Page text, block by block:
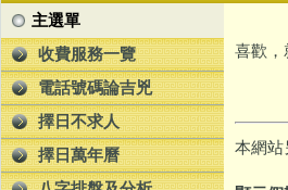
主選單
收費服務一覽
電話號碼論吉兇
擇日不求人
擇日萬年曆
喜歡，
本網站